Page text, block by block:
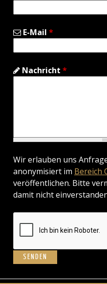
E-Mail *
Nachricht *
Wir erlauben uns
anonymisiert im Bereich
veröffentlichen. Bitte
damit nicht